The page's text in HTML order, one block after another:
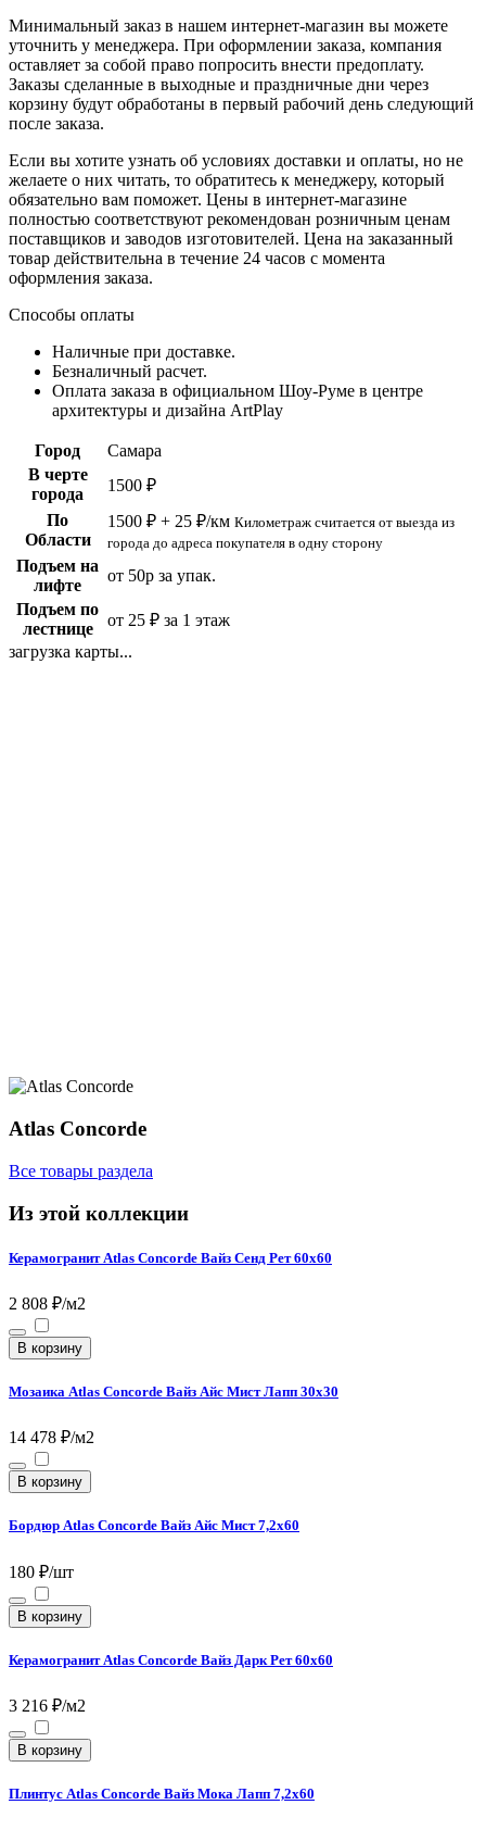
Минимальный заказ в нашем интернет-магазин вы можете
уточнить у менеджера. При оформлении заказа, компания
оставляет за собой право попросить внести предоплату.
Заказы сделанные в выходные и праздничные дни через
корзину будут обработаны в первый рабочий день следующий
после заказа.
Если вы хотите узнать об условиях доставки и оплаты, но не
желаете о них читать, то обратитесь к менеджеру, который
обязательно вам поможет. Цены в интернет-магазине
полностью соответствуют рекомендован розничным ценам
поставщиков и заводов изготовителей. Цена на заказанный
товар действительна в течение 24 часов с момента
оформления заказа.
Способы оплаты
Наличные при доставке.
Безналичный расчет.
Оплата заказа в официальном Шоу-Руме в центре
архитектуры и дизайна ArtPlay
Город
Самара
В черте
города
1500 ₽
По
Области
1500 ₽ + 25 ₽/км Километраж считается от выезда из
города до адреса покупателя в одну сторону
Подъем на
лифте
от 50р за упак.
Подъем по
лестнице
от 25 ₽ за 1 этаж
загрузка карты...
Atlas Concorde
Все товары раздела
Из этой коллекции
Керамогранит Atlas Concorde Вайз Сенд Рет 60x60
2 808 ₽/м2
В корзину
Мозаика Atlas Concorde Вайз Айс Мист Лапп 30х30
14 478 ₽/м2
В корзину
Бордюр Atlas Concorde Вайз Айс Мист 7,2x60
180 ₽/шт
В корзину
Керамогранит Atlas Concorde Вайз Дарк Рет 60x60
3 216 ₽/м2
В корзину
Плинтус Atlas Concorde Вайз Мока Лапп 7,2х60